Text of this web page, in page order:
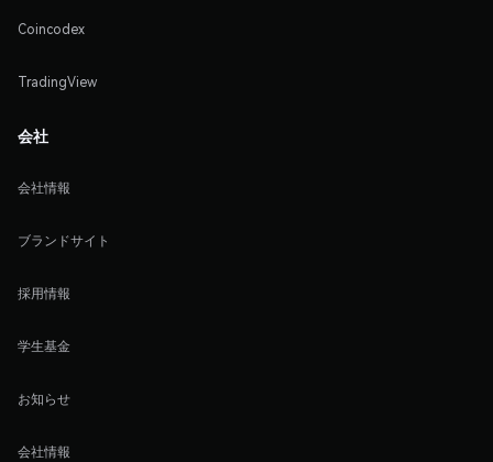
Coincodex
TradingView
会社
会社情報
ブランドサイト
採用情報
学生基金
お知らせ
会社情報